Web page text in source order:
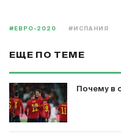
#ЕВРО-2020 #ИСПАНИЯ
ЕЩЕ ПО ТЕМЕ
Почему в